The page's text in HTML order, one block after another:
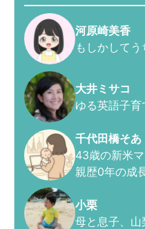
河原崎美香
もしかして
大井ミサコ
ゆる英語子育
千代田橋そあ
43歳の新米
親歴0年の成
小栗
母と息子、山